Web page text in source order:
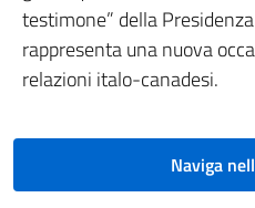
testimone” della
rappresenta una nuova
relazioni italo-canadesi.
Naviga